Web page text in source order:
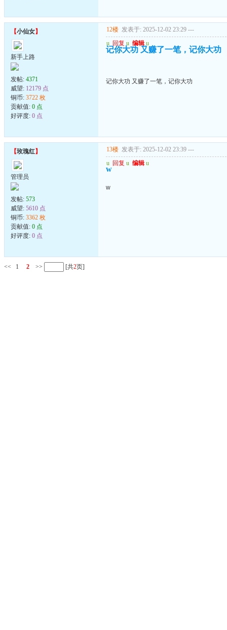
【小仙女】
新手上路
发帖: 4371
威望: 12179 点
铜币: 3722 枚
贡献值: 0 点
好评度: 0 点
12楼 发表于: 2025-12-02 23:29 ---
u 回复 u 编辑 u
记你大功 又赚了一笔，记你大功
记你大功 又赚了一笔，记你大功
【玫瑰红】
管理员
发帖: 573
威望: 5610 点
铜币: 3362 枚
贡献值: 0 点
好评度: 0 点
13楼 发表于: 2025-12-02 23:39 ---
u 回复 u 编辑 u
w
w
<< 1 2 >> [共2页]